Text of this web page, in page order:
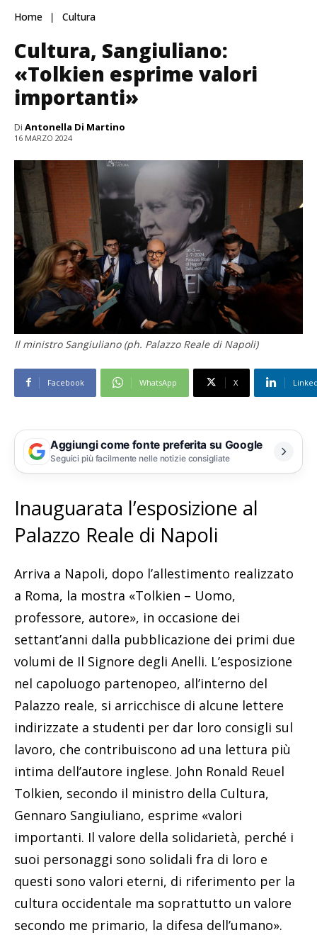
Home Cultura
Cultura, Sangiuliano:
«Tolkien esprime valori
importanti»
Di Antonella Di Martino
16 MARZO 2024
Il ministro Sangiuliano (ph. Palazzo Reale di Napoli)
Facebook WhatsApp X
Aggiungi come fonte preferita su Google
Seguici più facilmente nelle notizie consigliate
Inauguarata l’esposizione al
Palazzo Reale di Napoli
Arriva a Napoli, dopo l’allestimento realizzato
a Roma, la mostra «Tolkien – Uomo,
professore, autore», in occasione dei
settant’anni dalla pubblicazione dei primi due
volumi de Il Signore degli Anelli. L’esposizione
nel capoluogo partenopeo, all’interno del
Palazzo reale, si arricchisce di alcune lettere
indirizzate a studenti per dar loro consigli sul
lavoro, che contribuiscono ad una lettura più
intima dell’autore inglese. John Ronald Reuel
Tolkien, secondo il ministro della Cultura,
Gennaro Sangiuliano, esprime «valori
importanti. Il valore della solidarietà, perché i
suoi personaggi sono solidali fra di loro e
questi sono valori eterni, di riferimento per la
cultura occidentale ma soprattutto un valore
secondo me primario, la difesa dell’umano».